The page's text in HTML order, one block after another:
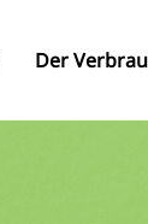
Der